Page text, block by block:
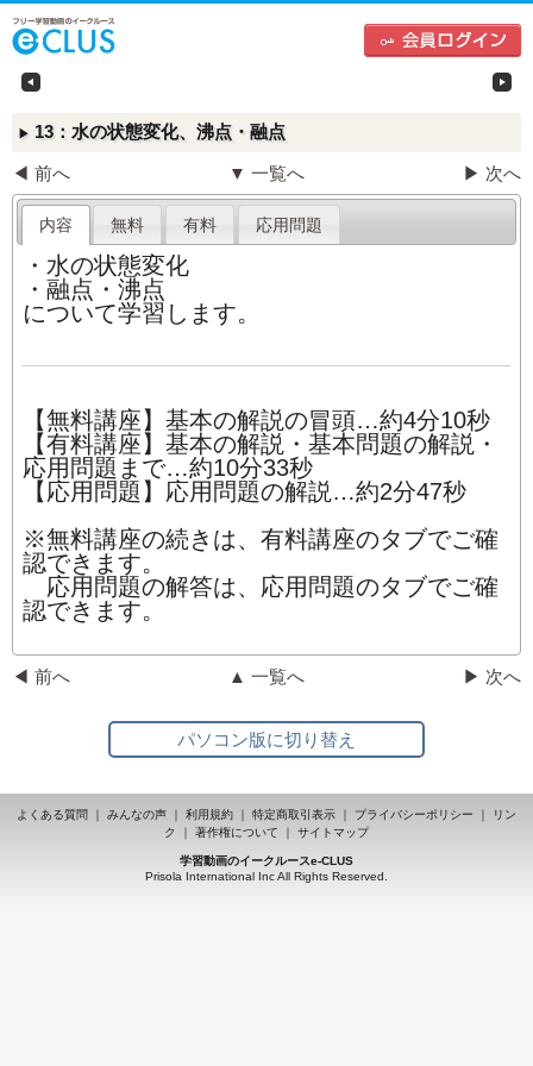
中学生向けフリー学習動画のイークルース（e-
▶ 13：水の状態変化、沸点・融点
◀ 前へ ▼ 一覧へ ▶ 次へ
内容 無料 有料 応用問題
・水の状態変化
・融点・沸点
について学習します。
【無料講座】基本の解説の冒頭…約4分10秒
【有料講座】基本の解説・基本問題の解説・
応用問題まで…約10分33秒
【応用問題】応用問題の解説…約2分47秒
※無料講座の続きは、有料講座のタブでご確
認できます。
応用問題の解答は、応用問題のタブでご確
認できます。
◀ 前へ ▲ 一覧へ ▶ 次へ
パソコン版に切り替え
よくある質問 みんなの声 利用規約 特定商取引表示 プライバシーポリシー
リン
ク
著作権について サイトマップ
学習動画のイークルースe-CLUS
Prisola International Inc All Rights Reserved.